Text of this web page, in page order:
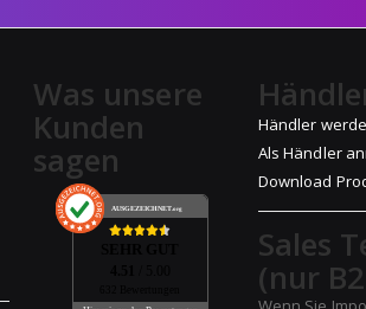
Was unsere
Kunden
sagen
AUSGEZEICHNET.org
Händler
Als Händler
Download
Sales
(nur